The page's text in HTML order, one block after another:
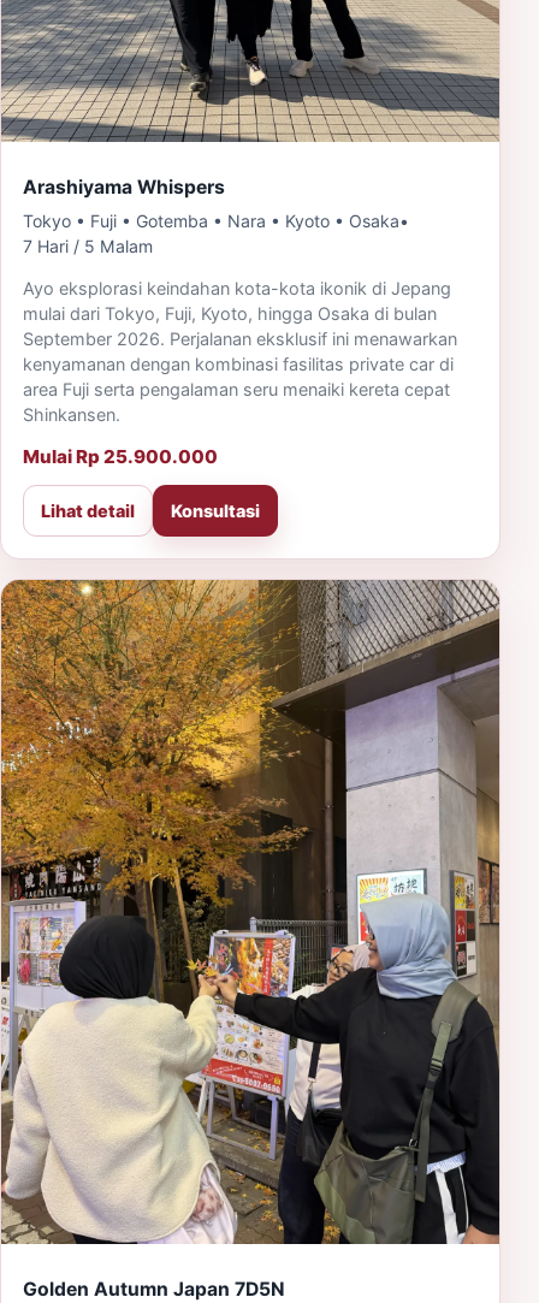
Arashiyama Whispers
Tokyo • Fuji • Gotemba • Nara • Kyoto • Osaka•
7 Hari / 5 Malam
Ayo eksplorasi keindahan kota-kota ikonik di Jepang
mulai dari Tokyo, Fuji, Kyoto, hingga Osaka di bulan
September 2026. Perjalanan eksklusif ini menawarkan
kenyamanan dengan kombinasi fasilitas private car di
area Fuji serta pengalaman seru menaiki kereta cepat
Shinkansen.
Mulai Rp 25.900.000
Lihat detail Konsultasi
Golden Autumn Japan 7D5N